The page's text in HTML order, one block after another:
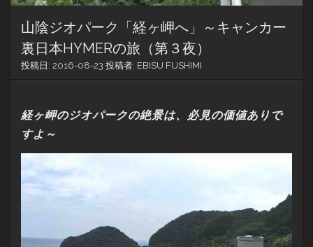
山陰ジオパーク「経ヶ岬へ」～キャンカー
裏日本HYMERの旅（第３夜）
投稿日: 2016-08-23 投稿者: EBISU FUSHIMI
経ヶ岬のジオパークの絶景は、必見の価値ありで
すよ～